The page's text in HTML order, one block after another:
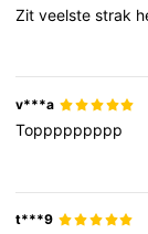
Zitveelstestrak
v***a
Toppppppppp
t***9